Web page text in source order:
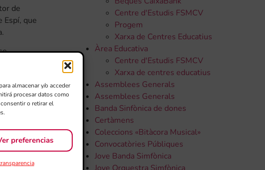
almacenar y/o acceder
procesar datos como
o retirar el
preferencias
de
Espí, que
Centre d'Estudis FSMCV
Progem
Xarxa de Centres Educatius
Àrea Educativa
Centre d'Estudis FSMCV
Xarxa de centres educatius
Assemblees Generals
Assemblees Generals
Banda Sinfònica de dones
Certàmens
Coleccions «Bitàcora Musical»
Convocatòries Públiques
Jove Banda Simfònica